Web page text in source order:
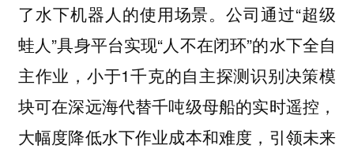
了水下机器人的使用场景。公司通过“超级
蛙人”具身平台实现“人不在闭环”的水下全自
主作业，小于1千克的自主探测识别决策模
块可在深远海代替千吨级母船的实时遥控，
大幅度降低水下作业成本和难度，引领未来